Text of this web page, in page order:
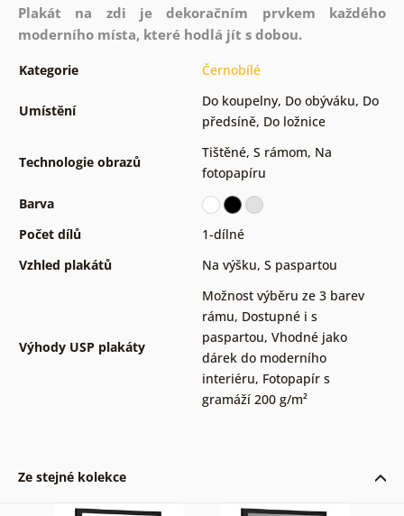
Plakát na zdi je dekoračním prvkem každého
moderního místa, které hodlá jít s dobou.
Kategorie Černobílé
Umístění
Do koupelny, Do obýváku, Do
předsíně, Do ložnice
Technologie obrazů
Tištěné, S rámom, Na
fotopapíru
Barva
Počet dílů
1-dílné
Vzhled plakátů
Na výšku, S paspartou
Výhody USP plakáty
Možnost výběru ze 3 barev
rámu, Dostupné i s
paspartou, Vhodné jako
dárek do moderního
interiéru, Fotopapír s
gramáží 200 g/m²
Ze stejné kolekce